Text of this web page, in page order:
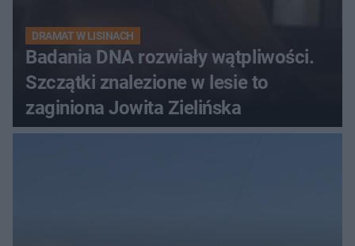
DRAMAT W LISINACH
Badania DNA rozwiały wątpliwości.
Szczątki znalezione w lesie to
zaginiona Jowita Zielińska